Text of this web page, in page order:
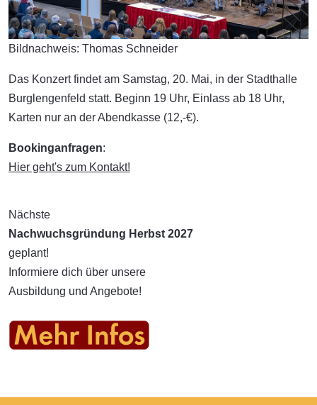
Bildnachweis: Thomas Schneider
Das Konzert findet am Samstag, 20. Mai, in der Stadthalle
Burglengenfeld statt. Beginn 19 Uhr, Einlass ab 18 Uhr,
Karten nur an der Abendkasse (12,-€).
Bookinganfragen:
Hier geht's zum Kontakt!
Nächste
Nachwuchsgründung Herbst 2027
geplant!
Informiere dich über unsere
Ausbildung und Angebote!